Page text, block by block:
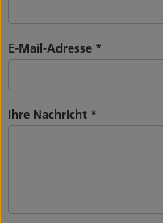
E-Mail-Adresse *
Ihre Nachricht *